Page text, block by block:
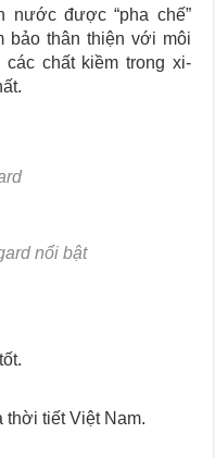
nước được “pha chế”
bảo thân thiện với môi
chất kiềm trong xi-
nổi bật
tiết Việt Nam.